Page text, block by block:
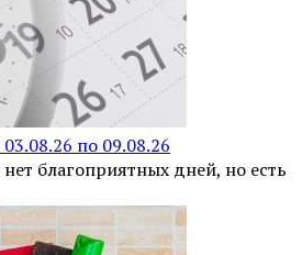
по 09.08.26
благоприятных дней, но есть